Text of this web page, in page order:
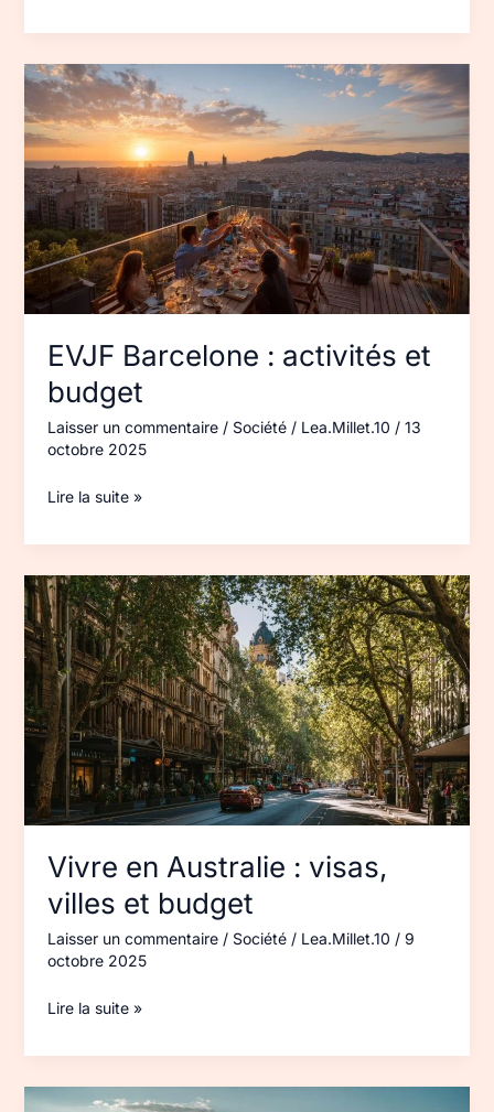
EVJF Barcelone : activités et
budget
Laisser un commentaire / Société/ Lea.Millet.10 / 13
octobre 2025
EVJF
Barcelone :
activités
et
budget
Lire la suite »
Vivre en Australie : visas,
villes et budget
Laisser un commentaire / Société/ Lea.Millet.10 / 9
octobre 2025
Vivre
en
Australie :
visas,
villes
et
budget
Lire la suite »
Camping‑car